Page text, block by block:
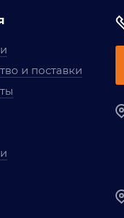
и поставки